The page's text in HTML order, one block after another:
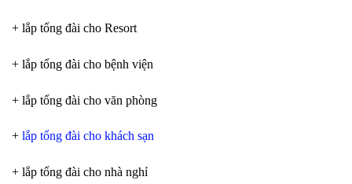
+ lắp tổng đài cho Resort
+ lắp tổng đài cho bệnh viện
+ lắp tổng đài cho văn phòng
+ lắp tổng đài cho khách sạn
+ lắp tổng đài cho nhà nghỉ